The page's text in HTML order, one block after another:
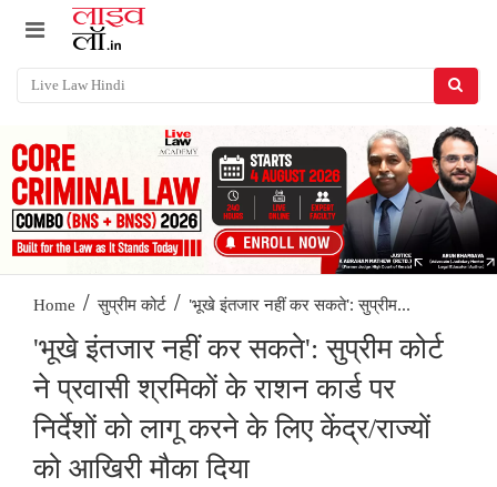
Home / सुप्रीम कोर्ट / 'भूखे इंतजार नहीं कर सकते': सुप्रीम...
'भूखे इंतजार नहीं कर सकते': सुप्रीम कोर्ट
ने प्रवासी श्रमिकों के राशन कार्ड पर
निर्देशों को लागू करने के लिए केंद्र/राज्यों
को आखिरी मौका दिया